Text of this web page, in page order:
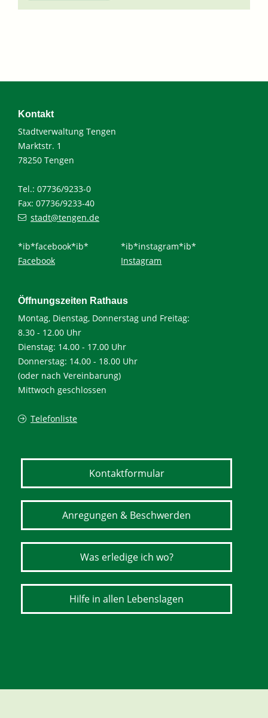
Kontakt
Stadtverwaltung Tengen
Marktstr. 1
78250 Tengen
Tel.: 07736/9233-0
Fax: 07736/9233-40
stadt@tengen.de
*ib*facebook*ib*
Facebook
*ib*instagram*ib*
Instagram
Öffnungszeiten Rathaus
Montag, Dienstag, Donnerstag und Freitag:
8.30 - 12.00 Uhr
Dienstag: 14.00 - 17.00 Uhr
Donnerstag: 14.00 - 18.00 Uhr
(oder nach Vereinbarung)
Mittwoch geschlossen
Telefonliste
Kontaktformular
Anregungen & Beschwerden
Was erledige ich wo?
Hilfe in allen Lebenslagen